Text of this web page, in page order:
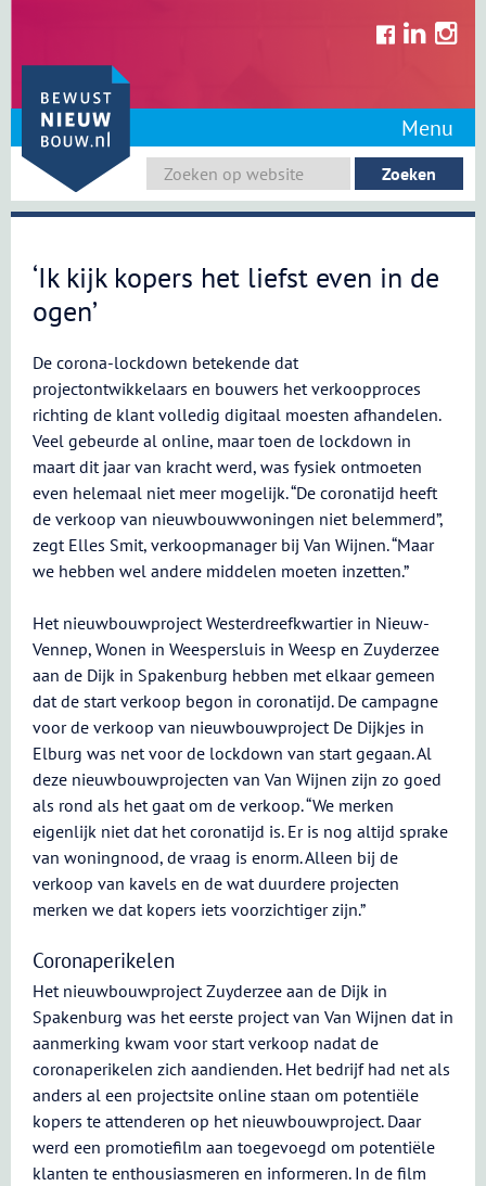
content
Menu
‘Ik kijk kopers het liefst even in de
ogen’
De corona-lockdown betekende dat
projectontwikkelaars en bouwers het verkoopproces
richting de klant volledig digitaal moesten afhandelen.
Veel gebeurde al online, maar toen de lockdown in
maart dit jaar van kracht werd, was fysiek ontmoeten
even helemaal niet meer mogelijk. “De coronatijd heeft
de verkoop van nieuwbouwwoningen niet belemmerd”,
zegt Elles Smit, verkoopmanager bij Van Wijnen. “Maar
we hebben wel andere middelen moeten inzetten.”
Het nieuwbouwproject Westerdreefkwartier in Nieuw-
Vennep, Wonen in Weespersluis in Weesp en Zuyderzee
aan de Dijk in Spakenburg hebben met elkaar gemeen
dat de start verkoop begon in coronatijd. De campagne
voor de verkoop van nieuwbouwproject De Dijkjes in
Elburg was net voor de lockdown van start gegaan. Al
deze nieuwbouwprojecten van Van Wijnen zijn zo goed
als rond als het gaat om de verkoop. “We merken
eigenlijk niet dat het coronatijd is. Er is nog altijd sprake
van woningnood, de vraag is enorm. Alleen bij de
verkoop van kavels en de wat duurdere projecten
merken we dat kopers iets voorzichtiger zijn.”
Coronaperikelen
Het nieuwbouwproject Zuyderzee aan de Dijk in
Spakenburg was het eerste project van Van Wijnen dat in
aanmerking kwam voor start verkoop nadat de
coronaperikelen zich aandienden. Het bedrijf had net als
anders al een projectsite online staan om potentiële
kopers te attenderen op het nieuwbouwproject. Daar
werd een promotiefilm aan toegevoegd om potentiële
klanten te enthousiasmeren en informeren. In de film